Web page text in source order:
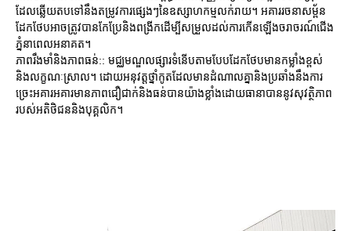
ដែលឆ្លើយតបទៅនឹងតម្រូវការផ្សេងៗនៃឧស្សាហកម្មលក់រាយ។ អគាររចនាសម្ព័ន
ដែកថែបអាចត្រូវបានកែប្រែនិងពង្រីកដើម្បីសម្រួលដល់ការកើនឡើងចរាចរណ៍ជើង
ភ្នំនាពេលអនាគត។
ភាពរឹងមាំនិងភាពធន់:: មជ្ឈមណ្ឌលផ្សារទំនើបតាមបែបដែកថែបមានកម្លាំងខ្ពស់
និងលក្ខណៈស្រាល។ ដោយអនុវត្តថ្នាំកូតដែលមានដំណាលគ្នានិងប្រឆាំងនឹងការ
ច្រេះអគារអគារមានភាពជឿជាក់និងធន់បានយ៉ាងខ្លាំងដោយធានាបាននូវសុវត្ថិភាព
របស់អតិថិជននិងបុគ្គលិក។